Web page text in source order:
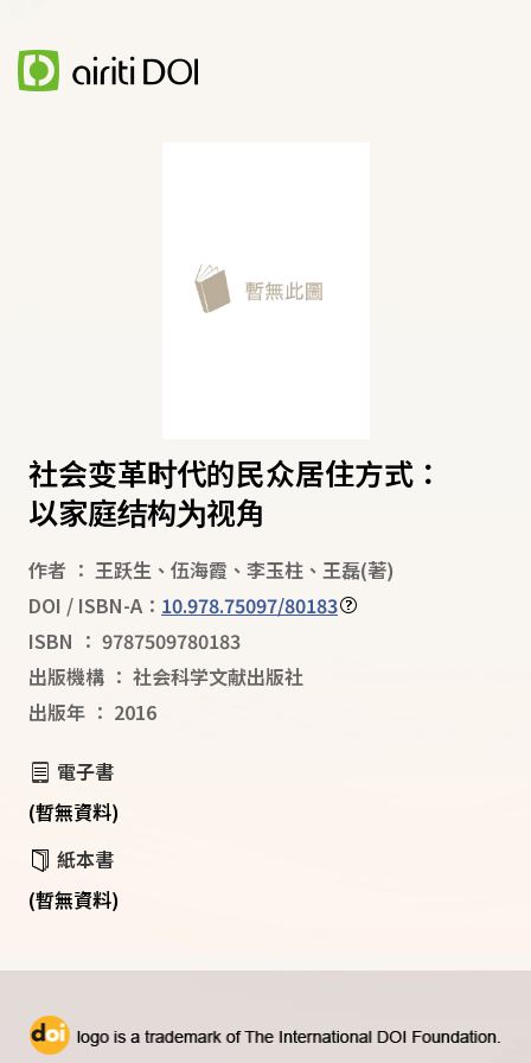
社会变革时代的民众居住方式：
以家庭结构为视角
作者 ： 王跃生 、 伍海霞 、 李玉柱 、 王磊(著)
DOI / ISBN-A： 10.978.75097/80183
ISBN ： 9787509780183
出版機構 ： 社会科学文献出版社
出版年 ： 2016
電子書
(暫無資料)
紙本書
(暫無資料)